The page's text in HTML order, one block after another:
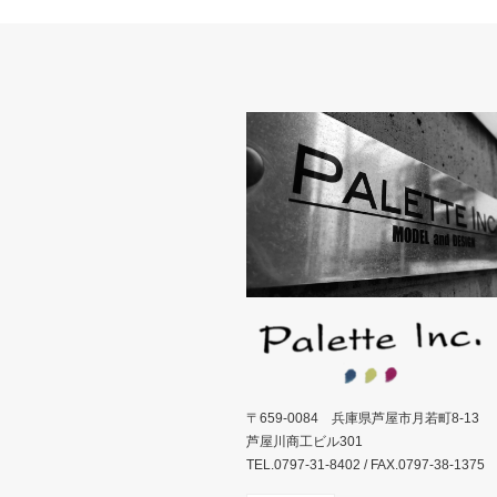
〒659-0084 兵庫県芦屋市月若町8-13
芦屋川商工ビル301
TEL.0797-31-8402 / FAX.0797-38-1375